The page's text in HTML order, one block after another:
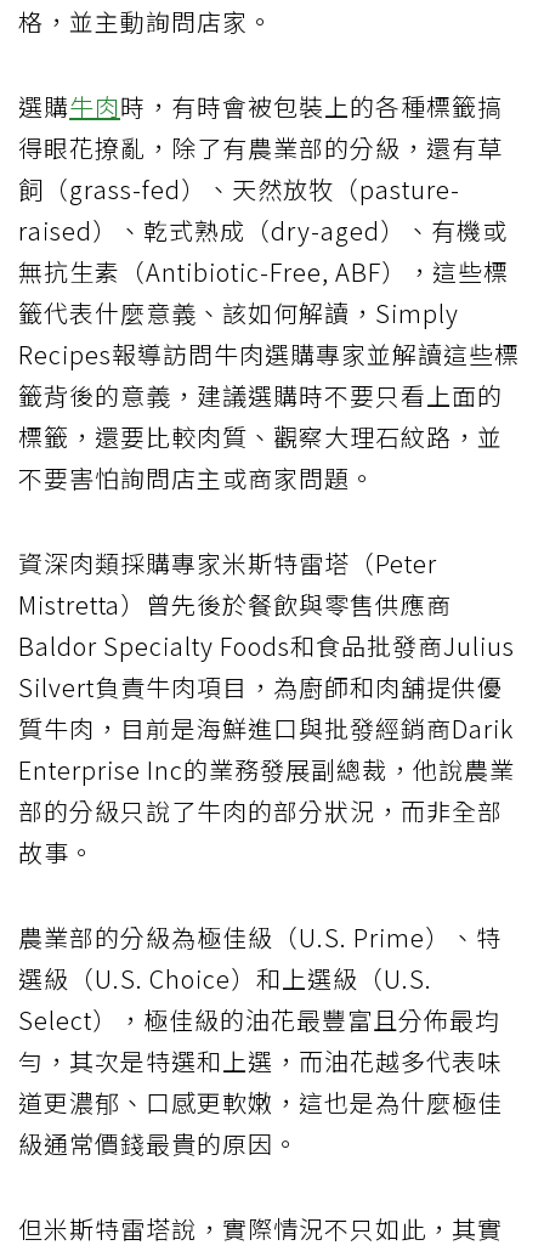
格，並主動詢問店家。
選購牛肉時，有時會被包裝上的各種標籤搞
得眼花撩亂，除了有農業部的分級，還有草
飼（grass-fed）、天然放牧（pasture-
raised）、乾式熟成（dry-aged）、有機或
無抗生素（Antibiotic-Free, ABF），這些標
籤代表什麼意義、該如何解讀，Simply
Recipes報導訪問牛肉選購專家並解讀這些標
籤背後的意義，建議選購時不要只看上面的
標籤，還要比較肉質、觀察大理石紋路，並
不要害怕詢問店主或商家問題。
資深肉類採購專家米斯特雷塔（Peter
Mistretta）曾先後於餐飲與零售供應商
Baldor Specialty Foods和食品批發商Julius
Silvert負責牛肉項目，為廚師和肉舖提供優
質牛肉，目前是海鮮進口與批發經銷商Darik
Enterprise Inc的業務發展副總裁，他說農業
部的分級只說了牛肉的部分狀況，而非全部
故事。
農業部的分級為極佳級（U.S. Prime）、特
選級（U.S. Choice）和上選級（U.S.
Select），極佳級的油花最豐富且分佈最均
勻，其次是特選和上選，而油花越多代表味
道更濃郁、口感更軟嫩，這也是為什麼極佳
級通常價錢最貴的原因。
但米斯特雷塔說，實際情況不只如此，其實